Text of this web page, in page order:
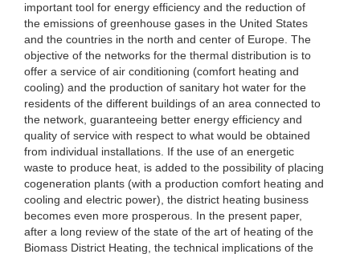
important tool for energy efficiency and the reduction of
the emissions of greenhouse gases in the United States
and the countries in the north and center of Europe. The
objective of the networks for the thermal distribution is to
offer a service of air conditioning (comfort heating and
cooling) and the production of sanitary hot water for the
residents of the different buildings of an area connected to
the network, guaranteeing better energy efficiency and
quality of service with respect to what would be obtained
from individual installations. If the use of an energetic
waste to produce heat, is added to the possibility of placing
cogeneration plants (with a production comfort heating and
cooling and electric power), the district heating business
becomes even more prosperous. In the present paper,
after a long review of the state of the art of heating of the
Biomass District Heating, the technical implications of the